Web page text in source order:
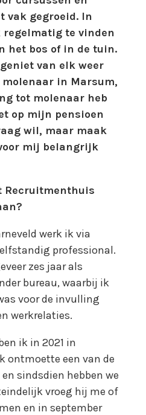
vak gegroeid. In
te vinden
het bos of in de tuin.
van elk weer
in Marsum,
tot molenaar heb
op mijn pensioen
wil, maar maak
mij belangrijk
Recruitmenthuis
werk ik via
professional.
zes jaar als
bureau, waarbij ik
voor de invulling
werkrelaties.
ik in 2021 in
ontmoette een van de
sindsdien hebben we
vroeg hij me of
en in september